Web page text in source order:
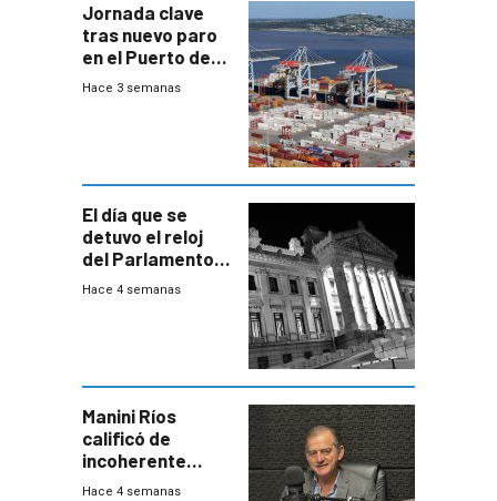
Jornada clave
tras nuevo paro
en el Puerto de
Montevideo
Hace 3 semanas
El día que se
detuvo el reloj
del Parlamento
para negociar
Hace 4 semanas
Manini Ríos
calificó de
incoherente
decisión de
Hace 4 semanas